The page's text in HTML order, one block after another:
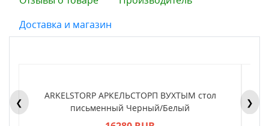
Доставка и магазин
❮
ARKELSTORP АРКЕЛЬСТОРП ВУХТЫМ стол
письменный Черный/Белый
❯